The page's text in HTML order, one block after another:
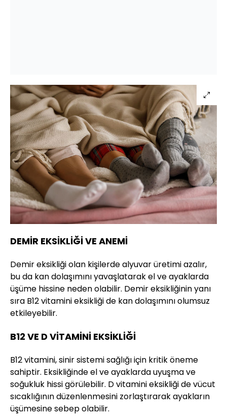
DEMİR EKSİKLİĞİ VE ANEMİ
Demir eksikliği olan kişilerde alyuvar üretimi azalır,
bu da kan dolaşımını yavaşlatarak el ve ayaklarda
üşüme hissine neden olabilir. Demir eksikliğinin yanı
sıra B12 vitamini eksikliği de kan dolaşımını olumsuz
etkileyebilir.
B12 VE D VİTAMİNİ EKSİKLİĞİ
B12 vitamini, sinir sistemi sağlığı için kritik öneme
sahiptir. Eksikliğinde el ve ayaklarda uyuşma ve
soğukluk hissi görülebilir. D vitamini eksikliği de vücut
sıcaklığının düzenlenmesini zorlaştırarak ayakların
üşümesine sebep olabilir.